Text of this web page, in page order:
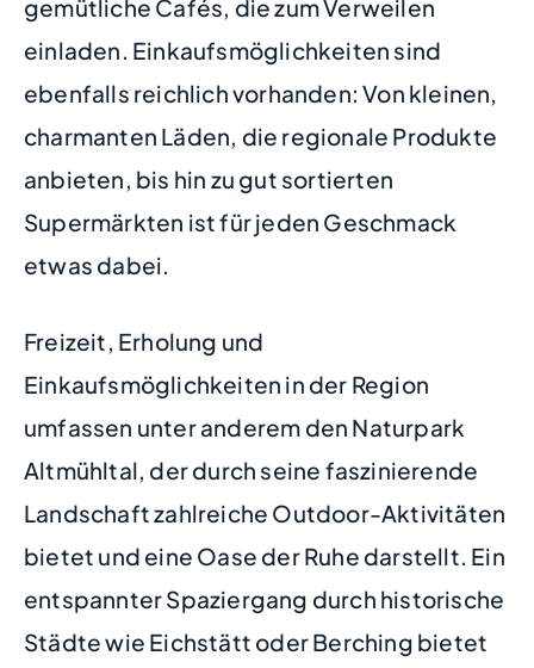
gemütliche Cafés, die zum Verweilen
einladen. Einkaufsmöglichkeiten sind
ebenfalls reichlich vorhanden: Von kleinen,
charmanten Läden, die regionale Produkte
anbieten, bis hin zu gut sortierten
Supermärkten ist für jeden Geschmack
etwas dabei.
Freizeit, Erholung und
Einkaufsmöglichkeiten in der Region
umfassen unter anderem den Naturpark
Altmühltal, der durch seine faszinierende
Landschaft zahlreiche Outdoor-Aktivitäten
bietet und eine Oase der Ruhe darstellt. Ein
entspannter Spaziergang durch historische
Städte wie Eichstätt oder Berching bietet